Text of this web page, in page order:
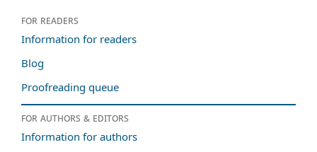
For readers
Information for readers
Blog
Proofreading queue
For authors & editors
Information for authors